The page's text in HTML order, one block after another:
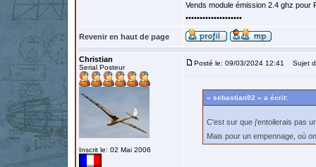
Vends module émission 2.4 ghz
••••••••••••••••••••
Revenir en haut de page
Christian
Serial Posteur
Inscrit le: 02 Mai 2006
Posté le: 09/03/2024 12:41 Sujet
« sebastian92 » a écrit:
C'est sur que j'entoilerais pas
Mais pour un empennage, où